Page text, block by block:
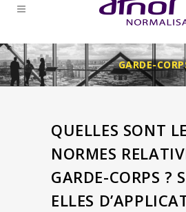
GARDE-
QUELLES SONT
NORMES
GARDE-CORPS ?
ELLES